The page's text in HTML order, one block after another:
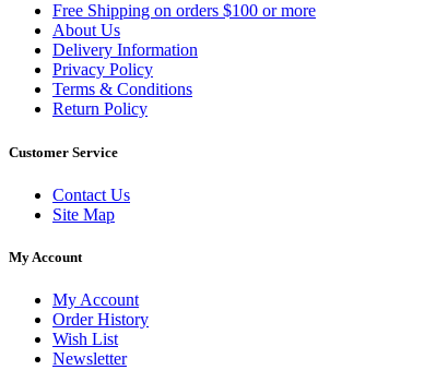
Free Shipping on orders $100 or more
About Us
Delivery Information
Privacy Policy
Terms & Conditions
Return Policy
Customer Service
Contact Us
Site Map
My Account
My Account
Order History
Wish List
Newsletter